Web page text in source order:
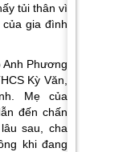
tủi thân vì
gia đình
Anh Phương
Kỳ Văn,
Mẹ của
đến chấn
sau, cha
khi đang